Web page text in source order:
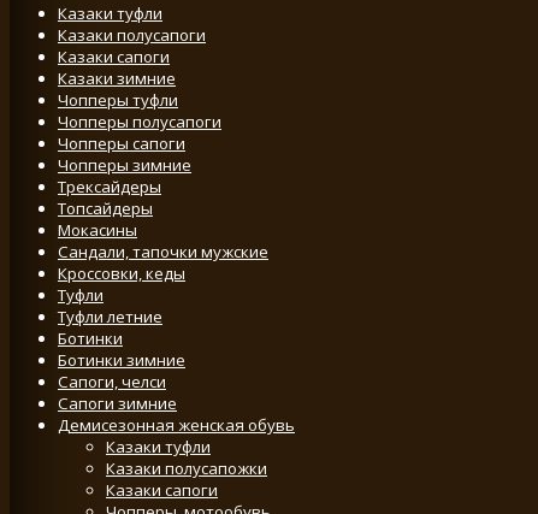
Казаки туфли
Казаки полусапоги
Казаки сапоги
Казаки зимние
Чопперы туфли
Чопперы полусапоги
Чопперы сапоги
Чопперы зимние
Трексайдеры
Топсайдеры
Мокасины
Сандали, тапочки мужские
Кроссовки, кеды
Туфли
Туфли летние
Ботинки
Ботинки зимние
Сапоги, челси
Сапоги зимние
Демисезонная женская обувь
Казаки туфли
Казаки полусапожки
Казаки сапоги